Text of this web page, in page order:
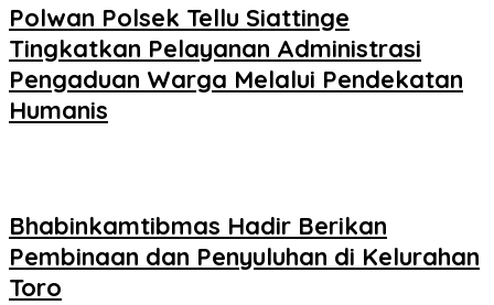
Polwan Polsek Tellu Siattinge
Tingkatkan Pelayanan Administrasi
Pengaduan Warga Melalui Pendekatan
Humanis
Bhabinkamtibmas Hadir Berikan
Pembinaan dan Penyuluhan di Kelurahan
Toro